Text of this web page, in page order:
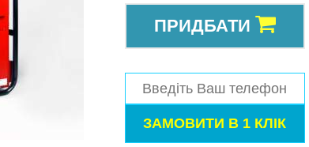
ПРИДБАТИ